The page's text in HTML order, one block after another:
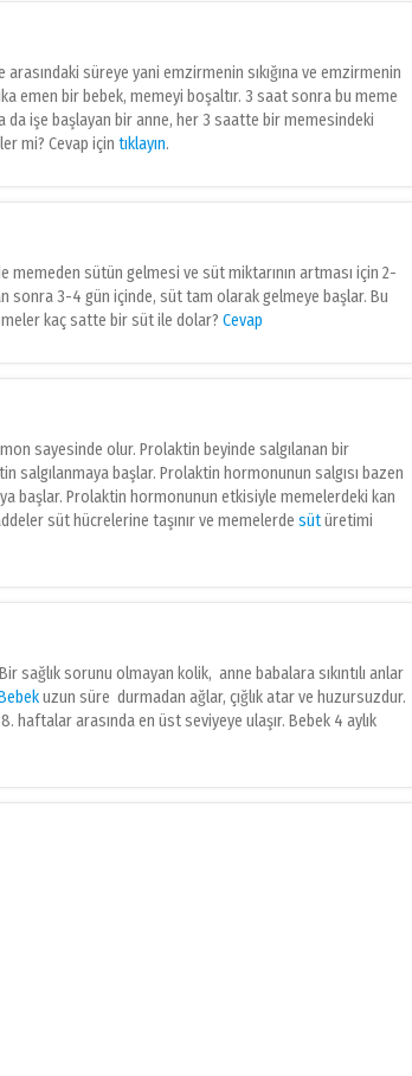
süreye yani emzirmenin sıkığına ve emzirmenin
emen bir bebek, memeyi boşaltır. 3 saat sonra bu meme
işe başlayan bir anne, her 3 saatte bir memesindeki
mi? Cevap için tıklayın.
sütün gelmesi ve süt miktarının artması için 2-
3-4 gün içinde, süt tam olarak gelmeye başlar. Bu
kaç satte bir süt ile dolar? Cevap
sayesinde olur. Prolaktin beyinde salgılanan bir
salgılanmaya başlar. Prolaktin hormonunun salgısı bazen
başlar. Prolaktin hormonunun etkisiyle memelerdeki kan
süt hücrelerine taşınır ve memelerde sütüretimi
sağlık sorunu olmayan kolik, anne babalara sıkıntılı anlar
uzun süre durmadan ağlar, çığlık atar ve huzursuzdur.
haftalar arasında en üst seviyeye ulaşır. Bebek 4 aylık